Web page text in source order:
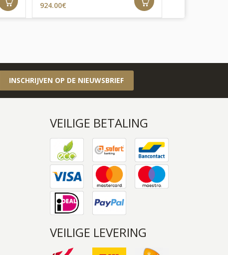
924.00€
INSCHRIJVEN OP DE NIEUWSBRIEF
VEILIGE BETALING
VEILIGE LEVERING